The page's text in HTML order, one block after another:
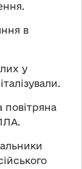
в
у